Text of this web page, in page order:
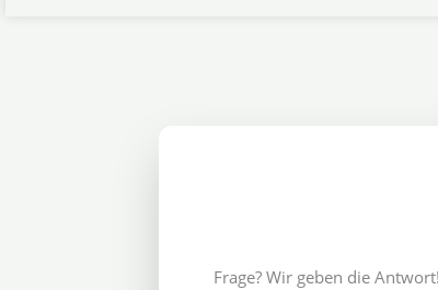
Frage? Wir geben die Antwort!